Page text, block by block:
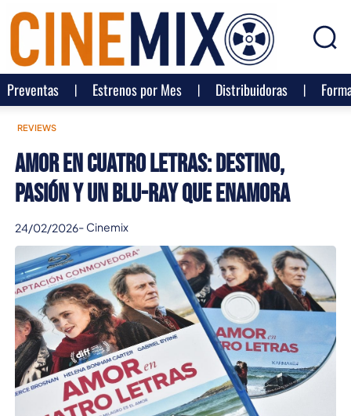
Preventas Estrenos por Mes Distribuidoras
REVIEWS
Amor en cuatro letras: destino,
pasión y un Blu-ray que enamora
24/02/2026- Cinemix